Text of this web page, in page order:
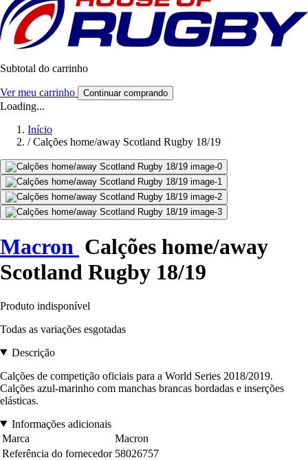
Subtotal do carrinho
Ver meu carrinho Continuar comprando
Loading...
Início
/ Calções home/away Scotland Rugby 18/19
Macron Calções home/away
Scotland Rugby 18/19
Produto indisponível
Todas as variações esgotadas
Descrição
Calções de competição oficiais para a World Series 2018/2019.
Calções azul-marinho com manchas brancas bordadas e inserções
elásticas.
Informações adicionais
Marca
Macron
Referência do fornecedor 58026757